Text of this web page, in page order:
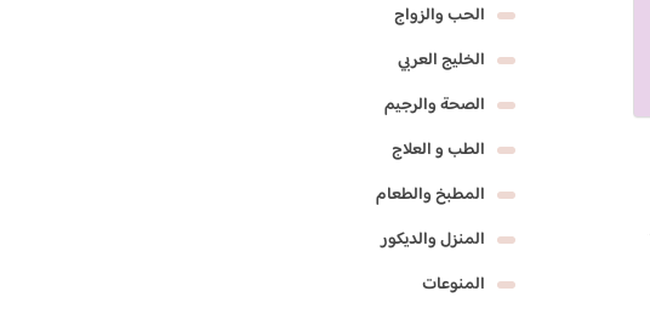
الحب والزواج
الخليج العربي
الصحة والرجيم
الطب و العلاج
المطبخ والطعام
المنزل والديكور
المنوعات